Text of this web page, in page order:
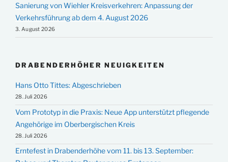
Sanierung von Wiehler Kreisverkehren: Anpassung der
Verkehrsführung ab dem 4. August 2026
3. August 2026
DRABENDERHÖHER NEUIGKEITEN
Hans Otto Tittes: Abgeschrieben
28. Juli 2026
Vom Prototyp in die Praxis: Neue App unterstützt pflegende
Angehörige im Oberbergischen Kreis
28. Juli 2026
Erntefest in Drabenderhöhe vom 11. bis 13. September: